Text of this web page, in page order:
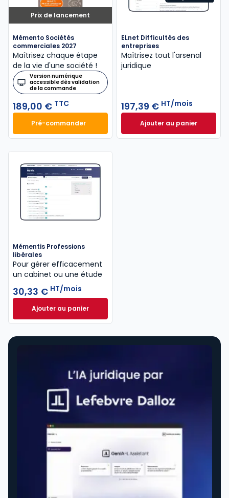
Prix de lancement
Mémento Sociétés
commerciales 2027
Maîtrisez chaque étape
de la vie d'une société !
Version numérique
accessible dès validation
de la commande
189,00 € TTC
Pré-commanderMémento Sociétés commerciales 2027 à 189,00 €
ELnet Difficultés des
entreprises
Maîtrisez tout l'arsenal
juridique
197,39 € HT/mois
Ajouter au panier
ELnet Difficultés
Mémentis Professions
libérales
Pour gérer efficacement
un cabinet ou une étude
30,33 € HT/mois
Ajouter au panierMémentis Professions libérales à 30,33 €